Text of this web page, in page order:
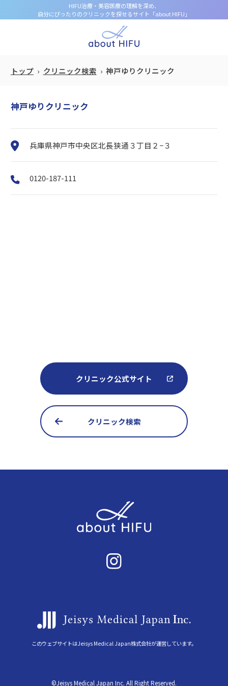
HIFU治療・美容医療の理解を深め、
自分にぴったりのクリニックを探せるサイト「about HIFU」
トップ クリニック検索 神戸ゆりクリニック
神戸ゆりクリニック
兵庫県神戸市中央区北長狭通３丁目２−３
0120-187-111
クリニック公式サイト
クリニック検索
このウェブサイトはJeisys Medical Japan株式会社が運営しています。
©Jeisys Medical Japan Inc. All Right Reserved.